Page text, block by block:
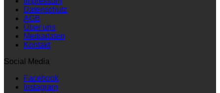
Datenschutz
AGB
Über uns
Mediadaten
Kontakt
Social Media
Facebook
Instagram